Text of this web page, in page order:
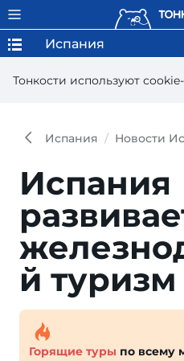
Тонкости используют
Испания
Испания Новости
Испания
й туризм
Горящие туры по всему